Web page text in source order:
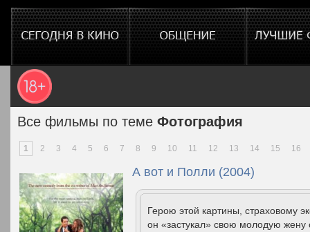
Все фильмы по теме Фотография
1 2 3 4 5 6 7 8 9 10 11 12 13 14 15 16
А вот и Полли (2004)
Герою этой картины, страховому
он «застукал» свою молодую